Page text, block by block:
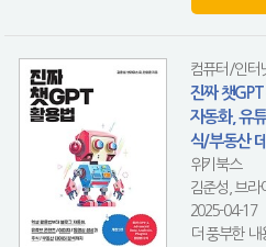
컴퓨터/인터
진짜 챗
자동화, 유
식/부동산
위키북스
김준성, 브라
2025-04-17
더 풍부한 내